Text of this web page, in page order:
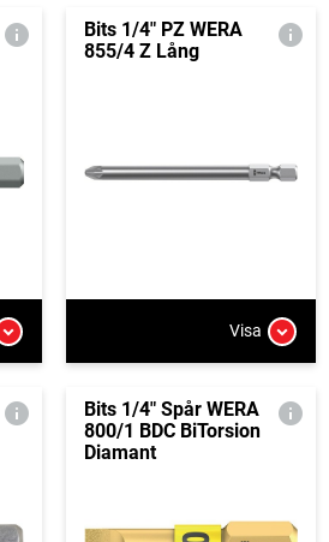
Bits 1/4" PZ WERA
855/4 Z Lång
Visa
Bits 1/4" Spår WERA
800/1 BDC BiTorsion
Diamant